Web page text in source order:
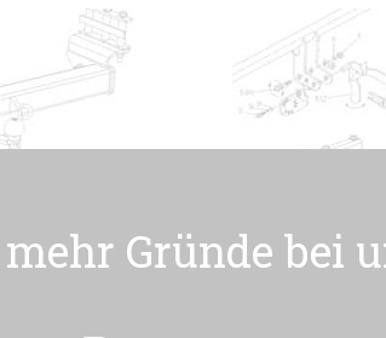
Gründe bei